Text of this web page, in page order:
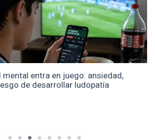
mental entra en juego: ansiedad,
de desarrollar ludopatía